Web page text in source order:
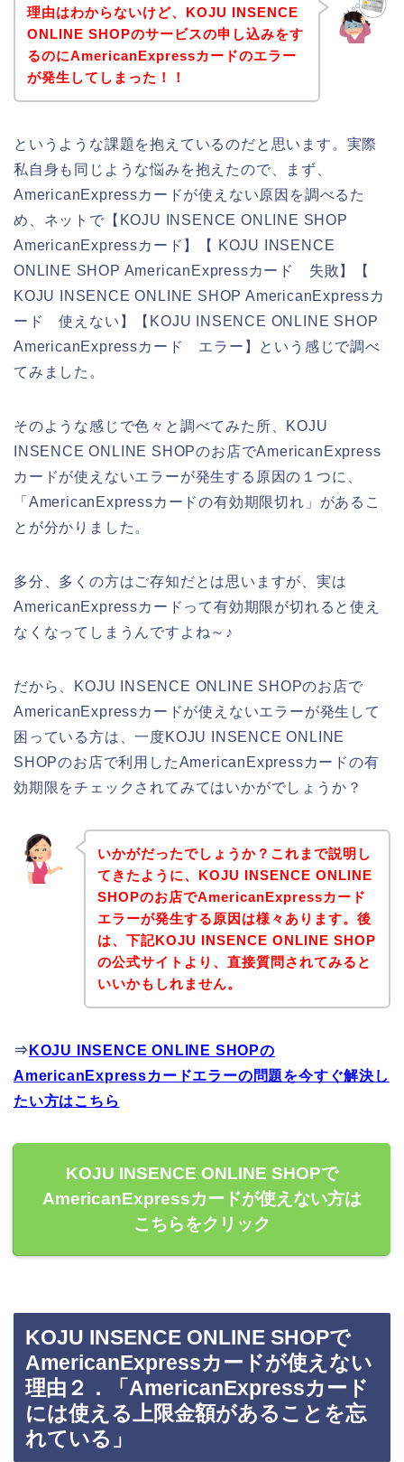
理由はわからないけど、KOJU INSENCE
ONLINE SHOPのサービスの申し込みをす
るのにAmericanExpressカードのエラー
が発生してしまった！！
というような課題を抱えているのだと思います。実際
私自身も同じような悩みを抱えたので、まず、
AmericanExpressカードが使えない原因を調べるた
め、ネットで【KOJU INSENCE ONLINE SHOP
AmericanExpressカード】【 KOJU INSENCE
ONLINE SHOP AmericanExpressカード 失敗】【
KOJU INSENCE ONLINE SHOP AmericanExpressカ
ード 使えない】【KOJU INSENCE ONLINE SHOP
AmericanExpressカード エラー】という感じで調べ
てみました。
そのような感じで色々と調べてみた所、KOJU
INSENCE ONLINE SHOPのお店でAmericanExpress
カードが使えないエラーが発生する原因の１つに、
「AmericanExpressカードの有効期限切れ」があるこ
とが分かりました。
多分、多くの方はご存知だとは思いますが、実は
AmericanExpressカードって有効期限が切れると使え
なくなってしまうんですよね～♪
だから、KOJU INSENCE ONLINE SHOPのお店で
AmericanExpressカードが使えないエラーが発生して
困っている方は、一度KOJU INSENCE ONLINE
SHOPのお店で利用したAmericanExpressカードの有
効期限をチェックされてみてはいかがでしょうか？
いかがだったでしょうか？これまで説明し
てきたように、KOJU INSENCE ONLINE
SHOPのお店でAmericanExpressカード
エラーが発生する原因は様々あります。後
は、下記KOJU INSENCE ONLINE SHOP
の公式サイトより、直接質問されてみると
いいかもしれません。
⇒ KOJU INSENCE ONLINE SHOPの
AmericanExpressカードエラーの問題を今すぐ解決し
たい方はこちら
KOJU INSENCE ONLINE SHOPで
AmericanExpressカードが使えない方は
こちらをクリック
KOJU INSENCE ONLINE SHOPで
AmericanExpressカードが使えない
理由２．「AmericanExpressカード
には使える上限金額があることを忘
れている」